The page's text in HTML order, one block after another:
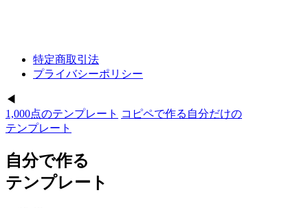
特定商取引法
プライバシーポリシー
◀︎
1,000点のテンプレート コピペで作る 自分だけの
テンプレート
自分で作る
テンプレート